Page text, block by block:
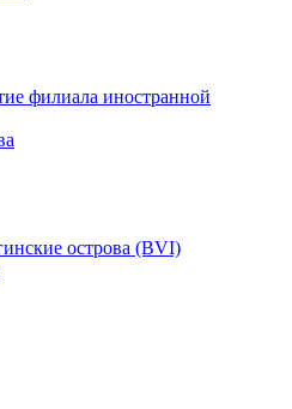
филиала иностранной
острова (BVI)